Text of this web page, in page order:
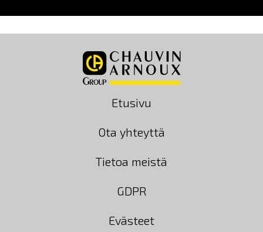
Etusivu
Ota yhteyttä
Tietoa meistä
GDPR
Evästeet